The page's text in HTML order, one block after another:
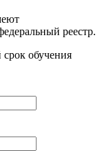
реестр.
обучения